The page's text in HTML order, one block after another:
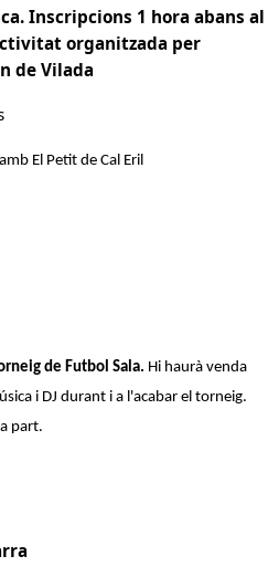
Inscripcions 1 hora abans al
organitzada per
de Vilada
El Petit de Cal Eril
de Futbol Sala. Hi haurà venda
i DJ durant i a l'acabar el torneig.
part.